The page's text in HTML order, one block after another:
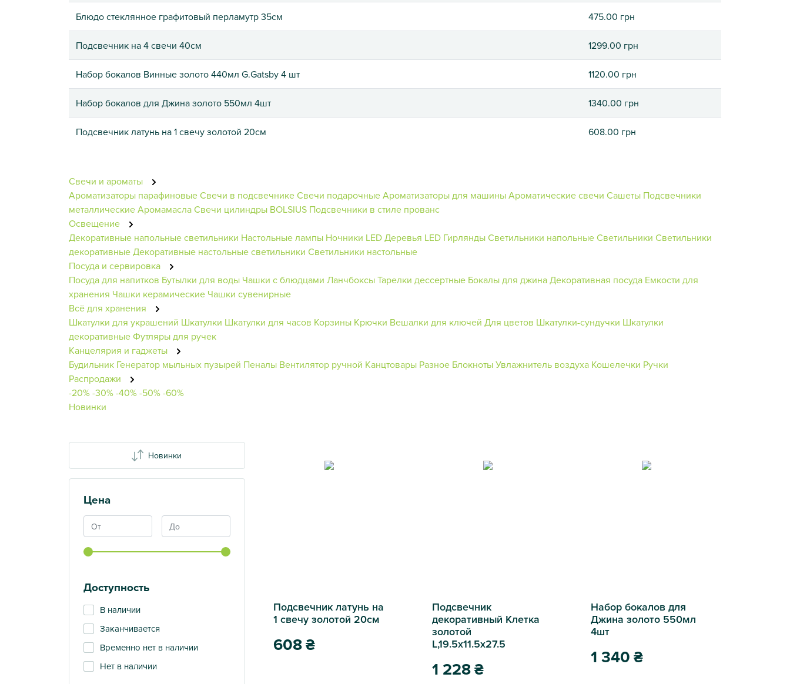
Новинки
Показать
Цена
Доступность
В наличии
Заканчивается
Временно нет в наличии
Нет в наличии
Подсвечник латунь на
1 свечу золотой 20см
608₴
Подсвечник латунь на 1 свечу золотой 20см
Подсвечник
декоративный Клетка
золотой
L,19.5х11.5х27.5
1 228₴
Набор бокалов для
Джина золото 550мл
4шт
1 340₴
Блюдо стеклянное графитовый перламутр 35см 475.00 грн
Подсвечник на 4 свечи 40см 1299.00 грн
Набор бокалов Винные золото 440мл G.Gatsby 4 шт 1120.00 грн
Набор бокалов для Джина золото 550мл 4шт 1340.00 грн
Подсвечник латунь на 1 свечу золотой 20см 608.00 грн
Свечи и ароматы
Ароматизаторы парафиновыеСвечи в подсвечникеСвечи подарочныеАроматизаторы для машиныАроматические свечи Сашеты Подсвечники
металлическиеАромамаслаСвечи цилиндры BOLSIUS Подсвечники в стиле прованс
Освещение
Декоративные напольные светильники Настольные лампы Ночники LED Деревья LED ГирляндыСветильники напольныеСветильники Светильники
декоративныеДекоративные настольные светильники Светильники настольные
Посуда и сервировка
Посуда для напитков Бутылки для воды Чашки с блюдцами ЛанчбоксыТарелки дессертные Бокалы для джинаДекоративная посуда Емкости для
хранения Чашки керамические Чашки сувенирные
Всё для хранения
Шкатулки для украшений Шкатулки Шкатулки для часов Корзины Крючки Вешалки для ключей Для цветов Шкатулки-сундучки Шкатулки
декоративныеФутляры для ручек
Канцелярия и гаджеты
Будильник Генератор мыльных пузырей Пеналы Вентилятор ручной Канцтовары Разное БлокнотыУвлажнитель воздуха Кошелечки Ручки
Распродажи
-20%-30%-40%-50%-60%
Новинки